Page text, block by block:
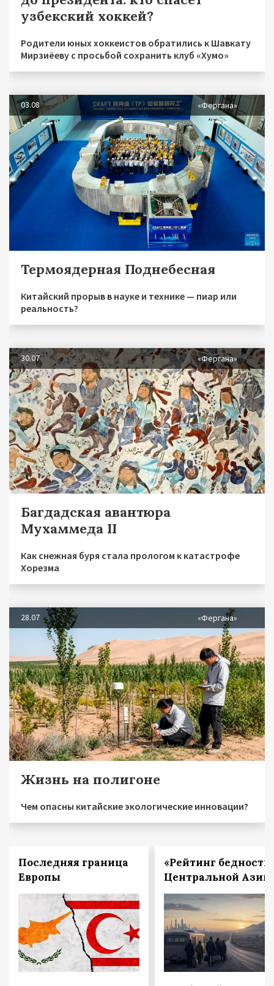
узбекский хоккей?
Родители юных хоккеистов обратились к Шавкату
Мирзиёеву с просьбой сохранить клуб «Хумо»
03.08 «Фергана»
Термоядерная Поднебесная
Китайский прорыв в науке и технике — пиар или
реальность?
30.07 «Фергана»
Багдадская авантюра
Мухаммеда II
Как снежная буря стала прологом к катастрофе
Хорезма
28.07 «Фергана»
Жизнь на полигоне
Чем опасны китайские экологические инновации?
Последняя граница
Европы
«Рейтинг
Центральной Азии